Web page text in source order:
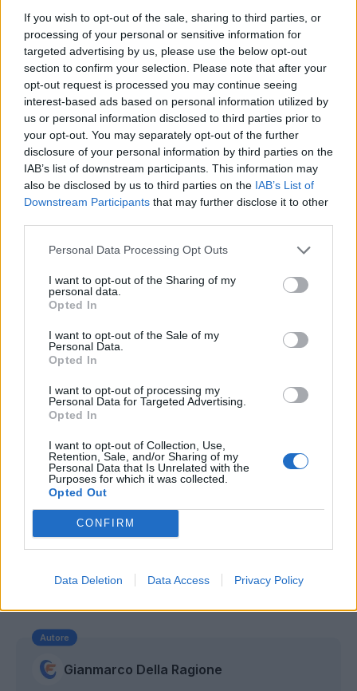
If you wish to opt-out of the sale, sharing to third parties, or
processing of your personal or sensitive information for
targeted advertising by us, please use the below opt-out
section to confirm your selection. Please note that after your
opt-out request is processed you may continue seeing
interest-based ads based on personal information utilized by
us or personal information disclosed to third parties prior to
your opt-out. You may separately opt-out of the further
disclosure of your personal information by third parties on the
IAB’s list of downstream participants. This information may
also be disclosed by us to third parties on the IAB’s List of
Downstream Participants that may further disclose it to other
Personal Data Processing Opt Outs
I want to opt-out of the Sharing of my
personal data.
Opted In
I want to opt-out of the Sale of my
Personal Data.
Opted In
I want to opt-out of processing my
Personal Data for Targeted Advertising.
Opted In
I want to opt-out of Collection, Use,
Retention, Sale, and/or Sharing of my
Personal Data that Is Unrelated with the
Purposes for which it was collected.
Opted Out
CONFIRM
Data Deletion Data Access Privacy Policy
Dopo quattro anni vissuti da protagonista a
Bergamo,Ederson è quindi pronto al grande
salto in Premier League.Sul giocatore si era
mosso anche l’ Atletico Madrid , che aveva
mostrato interesse concreto, ma il Manchester
United è sempre rimasto in vantaggio nella
corsa grazie alla volontà di affondare subito il
colpo. Nei prossimi giorni dovrebbero arrivare
l'annuncio ufficiale del suo addio alla Serie A e al
Fantacalcio, anche se rimarrà protagonista nelle
Euroleghe. In giornataè anche arrivato l'ok
svolgeranno negli Stati Uniti,
Ederson è impegnato con la sua Nazionale ai
Mondiali.
Autore
Gianmarco Della Ragione